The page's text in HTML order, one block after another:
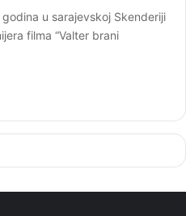
u sarajevskoj Skenderiji
filma “Valter brani